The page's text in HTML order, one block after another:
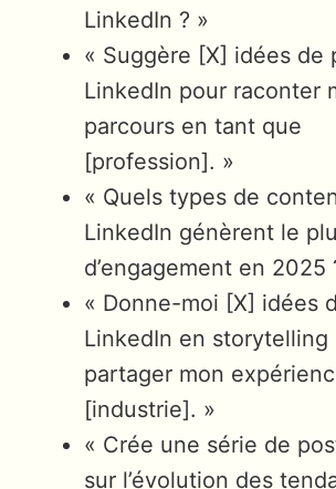
LinkedIn ? »
« Suggère [X] idées de
LinkedIn pour raconter
parcours en tant que
[profession]. »
« Quels types de
LinkedIn génèrent le
d’engagement en 2025
« Donne-moi [X] idées
LinkedIn en storytelling
partager mon
[industrie]. »
« Crée une série de
sur l’évolution des